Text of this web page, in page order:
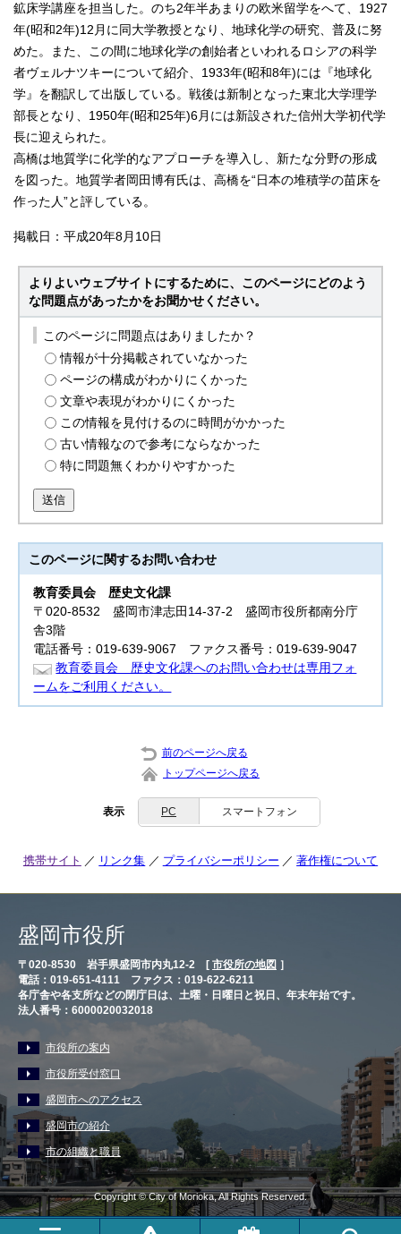
鉱床学講座を担当した。のち2年半あまりの欧米留学をへて、1927
年(昭和2年)12月に同大学教授となり、地球化学の研究、普及に努
めた。また、この間に地球化学の創始者といわれるロシアの科学
者ヴェルナツキーについて紹介、1933年(昭和8年)には『地球化
学』を翻訳して出版している。戦後は新制となった東北大学理学
部長となり、1950年(昭和25年)6月には新設された信州大学初代学
長に迎えられた。
高橋は地質学に化学的なアプローチを導入し、新たな分野の形成
を図った。地質学者岡田博有氏は、高橋を“日本の堆積学の苗床を
作った人”と評している。
掲載日：平成20年8月10日
よりよいウェブサイトにするために、このページにどのよう
な問題点があったかをお聞かせください。
このページに問題点はありましたか？
情報が十分掲載されていなかった
ページの構成がわかりにくかった
文章や表現がわかりにくかった
この情報を見付けるのに時間がかかった
古い情報なので参考にならなかった
特に問題無くわかりやすかった
送信
このページに関するお問い合わせ
教育委員会 歴史文化課
〒020-8532 盛岡市津志田14-37-2 盛岡市役所都南分庁
舎3階
電話番号：019-639-9067 ファクス番号：019-639-9047
教育委員会 歴史文化課へのお問い合わせは専用フォ
ームをご利用ください。
前のページへ戻る
トップページへ戻る
表示 PC スマートフォン
携帯サイト リンク集 プライバシーポリシー 著作権について
盛岡市役所
〒020-8530 岩手県盛岡市内丸12-2 [ 市役所の地図 ］
電話：019-651-4111 ファクス：019-622-6211
各庁舎や各支所などの閉庁日は、土曜・日曜日と祝日、年末年始です。
法人番号：6000020032018
市役所の案内
市役所受付窓口
盛岡市へのアクセス
盛岡市の紹介
市の組織と職員
Copyright © City of Morioka, All Rights Reserved.